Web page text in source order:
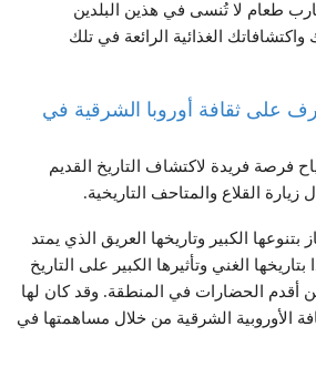
طعام لا تُنسى في هذين البلدين
واكتشافاتك الغذائية الرائعة في تلك
على ثقافة أوروبا الشرقية في
فرصة فريدة لاكتشاف التاريخ القديم
زيارة القلاع والمتاحف التاريخية.
بتنوعها الكبير وتاريخها العريق الذي يمتد
الغني وتأثيرها الكبير على التاريخ
من أقدم الحضارات في المنطقة. وقد كان لها
الأوروبية الشرقية من خلال مساهمتها في